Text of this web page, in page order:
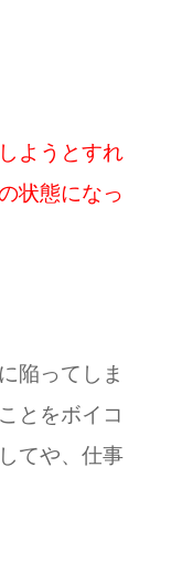
ようとすれ
状態になっ
陥ってしま
とをボイコ
てや、仕事